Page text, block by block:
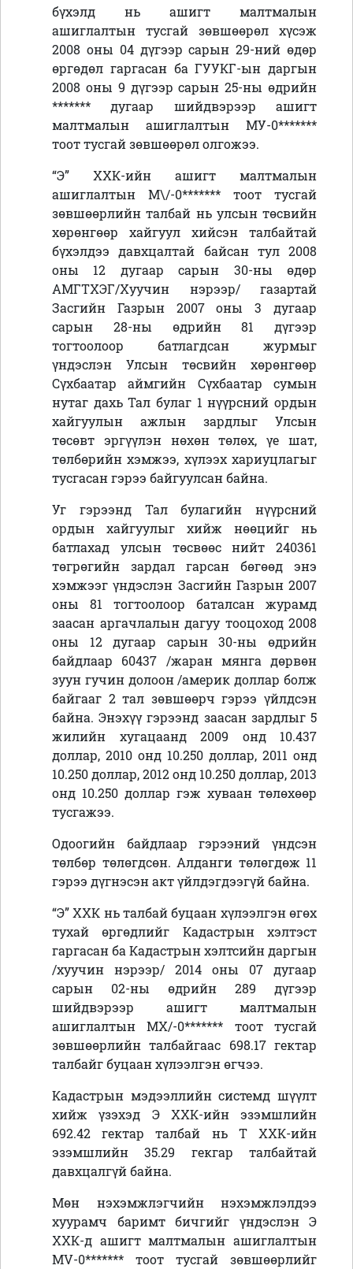
бүхэлд нь ашигт малтмалын
ашиглалтын тусгай зөвшөөрөл хүсэж
2008 оны 04 дүгээр сарын 29-ний өдөр
өргөдөл гаргасан ба ГУУКГ-ын даргын
2008 оны 9 дүгээр сарын 25-ны өдрийн
******* дугаар шийдвэрээр ашигт
малтмалын ашиглалтын МУ-0*******
тоот тусгай зөвшөөрөл олгожээ.
“Э” ХХК-ийн ашигт малтмалын
ашиглалтын М\/-0******* тоот тусгай
зөвшөөрлийн талбай нь улсын төсвийн
хөрөнгөөр хайгуул хийсэн талбайтай
бүхэлдээ давхцалтай байсан тул 2008
оны 12 дугаар сарын 30-ны өдөр
АМГТХЭГ/Хуучин нэрээр/ газартай
Засгийн Газрын 2007 оны 3 дугаар
сарын 28-ны өдрийн 81 дүгээр
тогтоолоор батлагдсан журмыг
үндэслэн Улсын төсвийн хөрөнгөөр
Сүхбаатар аймгийн Сүхбаатар сумын
нутаг дахь Тал булаг 1 нүүрсний ордын
хайгуулын ажлын зардлыг Улсын
төсөвт эргүүлэн нөхөн төлөх, үе шат,
төлбөрийн хэмжээ, хүлээх хариуцлагыг
тусгасан гэрээ байгуулсан байна.
Уг гэрээнд Тал булагийн нүүрсний
ордын хайгуулыг хийж нөөцийг нь
батлахад улсын төсвөөс нийт 240361
төгрөгийн зардал гарсан бөгөөд энэ
хэмжээг үндэслэн Засгийн Газрын 2007
оны 81 тогтоолоор баталсан журамд
заасан аргачлалын дагуу тооцоход 2008
оны 12 дугаар сарын 30-ны өдрийн
байдлаар 60437 /жаран мянга дөрвөн
зуун гучин долоон /америк доллар болж
байгааг 2 тал зөвшөөрч гэрээ үйлдсэн
байна. Энэхүү гэрээнд заасан зардлыг 5
жилийн хугацаанд 2009 онд 10.437
доллар, 2010 онд 10.250 доллар, 2011 онд
10.250 доллар, 2012 онд 10.250 доллар, 2013
онд 10.250 доллар гэж хуваан төлөхөөр
тусгажээ.
Одоогийн байдлаар гэрээний үндсэн
төлбөр төлөгдсөн. Алданги төлөгдөж 11
гэрээ дүгнэсэн акт үйлдэгдээгүй байна.
“Э” ХХК нь талбай буцаан хүлээлгэн өгөх
тухай өргөдлийг Кадастрын хэлтэст
гаргасан ба Кадастрын хэлтсийн даргын
/хуучин нэрээр/ 2014 оны 07 дугаар
сарын 02-ны өдрийн 289 дүгээр
шийдвэрээр ашигт малтмалын
ашиглалтын МХ/-0******* тоот тусгай
зөвшөөрлийн талбайгаас 698.17 гектар
талбайг буцаан хүлээлгэн өгчээ.
Кадастрын мэдээллийн системд шүүлт
хийж үзэхэд Э ХХК-ийн эзэмшлийн
692.42 гектар талбай нь Т ХХК-ийн
эзэмшлийн 35.29 гекгар талбайтай
давхцалгүй байна.
Мөн нэхэмжлэгчийн нэхэмжлэлдээ
хуурамч баримт бичгийг үндэслэн Э
ХХК-д ашигт малтмалын ашиглалтын
МV-0******* тоот тусгай зөвшөөрлийг